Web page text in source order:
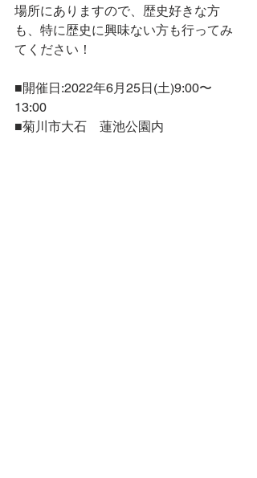
場所にありますので、歴史好きな方
も、特に歴史に興味ない方も行ってみ
てください！
■開催日:2022年6月25日(土)9:00〜
13:00
■菊川市大石　蓮池公園内